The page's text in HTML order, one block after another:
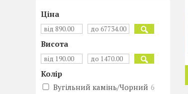
Ціна
Висота
Колір
Вугільний камінь/Чорний 6